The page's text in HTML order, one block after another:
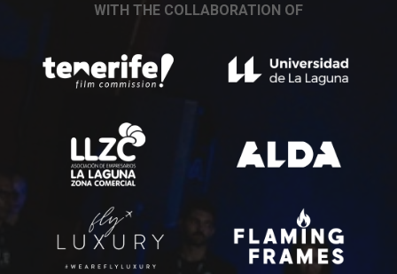
WITH THE COLLABORATION OF